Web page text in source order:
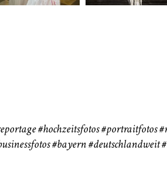
#hochzeitsfotos #portraitfotos
#bayern #deutschlandweit